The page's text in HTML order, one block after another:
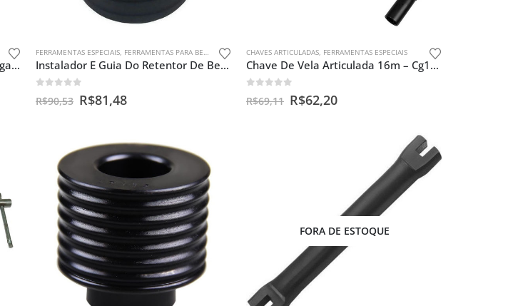
Instalador E Guia Retentor De Bengala Cg 150
FERRAMENTAS ESPECIAIS, FERRAMENTAS PARA BENGALAS
Instalador E Guia Do Retentor De Bengala Yamaha Crosser 150
R$90,53 R$81,48
CHAVES ARTICULADAS, FERRAMENTAS ESPECIAIS
Chave De Vela Articulada 16m – Cg150 / Ybr 125/ Twister
R$69,11 R$62,20
FORA DE ESTOQUE